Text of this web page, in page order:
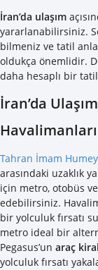
İran’da ulaşım
yararlanabilirsiniz.
bilmeniz ve tatil
oldukça önemlidir.
daha hesaplı bir
İran’da
Tahran İmam
arasındaki uzaklık
için metro, otobüs
edebilirsiniz.
bir yolculuk fırsatı
metro ideal bir
Pegasus’un araç
yolculuk fırsatı